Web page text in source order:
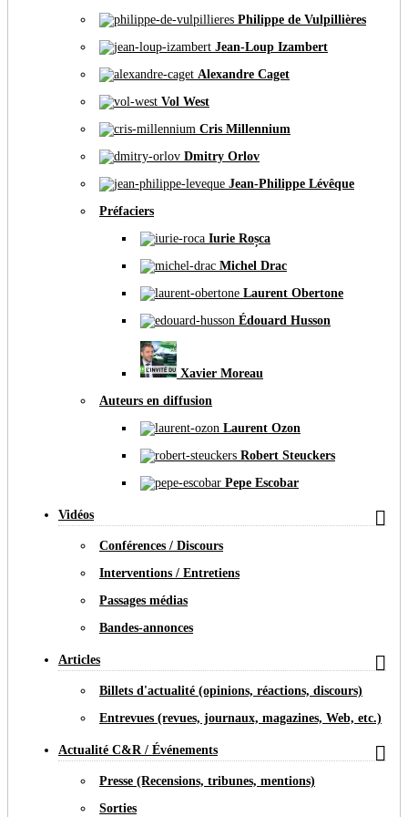
Philippe de Vulpillières
Jean-Loup Izambert
Alexandre Caget
Vol West
Cris Millennium
Dmitry Orlov
Jean-Philippe Lévêque
Préfaciers
Iurie Roșca
Michel Drac
Laurent Obertone
Édouard Husson
Xavier Moreau
Auteurs en diffusion
Laurent Ozon
Robert Steuckers
Pepe Escobar
Vidéos 
Conférences / Discours
Interventions / Entretiens
Passages médias
Bandes-annonces
Articles 
Billets d'actualité (opinions, réactions, discours)
Entrevues (revues, journaux, magazines, Web, etc.)
Actualité C&R / Événements 
Presse (Recensions, tribunes, mentions)
Sorties